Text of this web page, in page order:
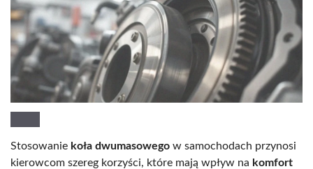
Stosowanie koła dwumasowego w samochodach przynosi
kierowcom szereg korzyści, które mają wpływ na komfort